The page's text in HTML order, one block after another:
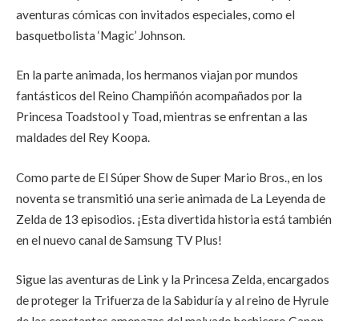
aventuras cómicas con invitados especiales, como el
basquetbolista ‘Magic’ Johnson.
En la parte animada, los hermanos viajan por mundos
fantásticos del Reino Champiñón acompañados por la
Princesa Toadstool y Toad, mientras se enfrentan a las
maldades del Rey Koopa.
Como parte de El Súper Show de Super Mario Bros., en los
noventa se transmitió una serie animada de La Leyenda de
Zelda de 13 episodios. ¡Esta divertida historia está también
en el nuevo canal de Samsung TV Plus!
Sigue las aventuras de Link y la Princesa Zelda, encargados
de proteger la Trifuerza de la Sabiduría y al reino de Hyrule